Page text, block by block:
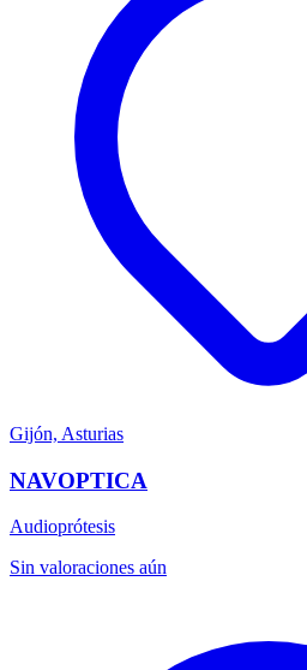
Gijón, Asturias
NAVOPTICA
Audioprótesis
Sin valoraciones aún